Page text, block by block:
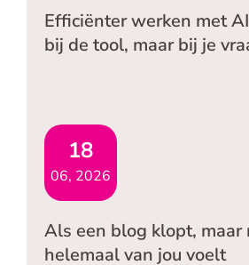
Efficiënter werken met
bij de tool, maar bij je
18
06, 2026
Als een blog klopt, maar
helemaal van jou voelt